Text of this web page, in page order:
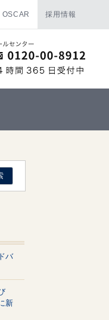
OSCAR 採用情報
バ
新